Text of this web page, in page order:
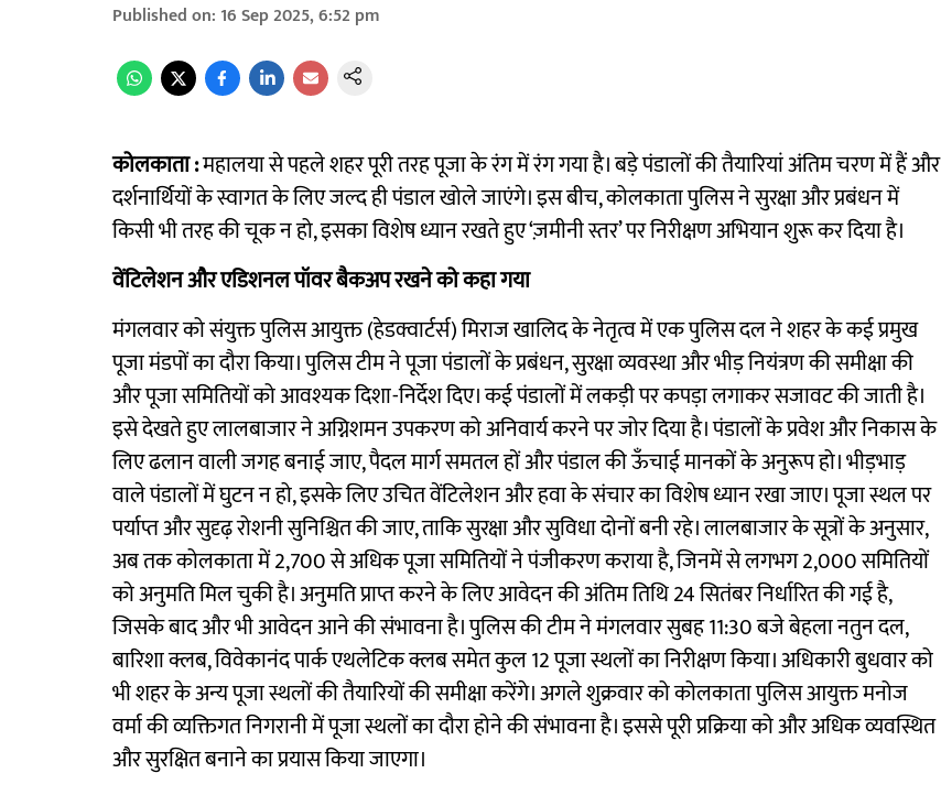
Published on: 16 Sep 2025, 6:52 pm
कोलकाता :महालया से पहले शहर पूरी तरह पूजा के रंग में रंग गया है। बड़े पंडालों की तैयारियां अंतिम चरण में हैं और
दर्शनार्थियों के स्वागत के लिए जल्द ही पंडाल खोले जाएंगे। इस बीच, कोलकाता पुलिस ने सुरक्षा और प्रबंधन में
किसी भी तरह की चूक न हो, इसका विशेष ध्यान रखते हुए ‘ज़मीनी स्तर’ पर निरीक्षण अभियान शुरू कर दिया है।
वेंटिलेशन और एडिशनल पॉवर बैकअप रखने को कहा गया
मंगलवार को संयुक्त पुलिस आयुक्त (हेडक्वार्टर्स) मिराज खालिद के नेतृत्व में एक पुलिस दल ने शहर के कई प्रमुख
पूजा मंडपों का दौरा किया। पुलिस टीम ने पूजा पंडालों के प्रबंधन, सुरक्षा व्यवस्था और भीड़ नियंत्रण की समीक्षा की
और पूजा समितियों को आवश्यक दिशा-निर्देश दिए। कई पंडालों में लकड़ी पर कपड़ा लगाकर सजावट की जाती है।
इसे देखते हुए लालबाजार ने अग्निशमन उपकरण को अनिवार्य करने पर जोर दिया है। पंडालों के प्रवेश और निकास के
लिए ढलान वाली जगह बनाई जाए, पैदल मार्ग समतल हों और पंडाल की ऊँचाई मानकों के अनुरूप हो। भीड़भाड़
वाले पंडालों में घुटन न हो, इसके लिए उचित वेंटिलेशन और हवा के संचार का विशेष ध्यान रखा जाए। पूजा स्थल पर
पर्याप्त और सुदृढ़ रोशनी सुनिश्चित की जाए, ताकि सुरक्षा और सुविधा दोनों बनी रहे। लालबाजार के सूत्रों के अनुसार,
अब तक कोलकाता में 2,700 से अधिक पूजा समितियों ने पंजीकरण कराया है, जिनमें से लगभग 2,000 समितियों
को अनुमति मिल चुकी है। अनुमति प्राप्त करने के लिए आवेदन की अंतिम तिथि 24 सितंबर निर्धारित की गई है,
जिसके बाद और भी आवेदन आने की संभावना है। पुलिस की टीम ने मंगलवार सुबह 11:30 बजे बेहला नतुन दल,
बारिशा क्लब, विवेकानंद पार्क एथलेटिक क्लब समेत कुल 12 पूजा स्थलों का निरीक्षण किया। अधिकारी बुधवार को
भी शहर के अन्य पूजा स्थलों की तैयारियों की समीक्षा करेंगे। अगले शुक्रवार को कोलकाता पुलिस आयुक्त मनोज
वर्मा की व्यक्तिगत निगरानी में पूजा स्थलों का दौरा होने की संभावना है। इससे पूरी प्रक्रिया को और अधिक व्यवस्थित
और सुरक्षित बनाने का प्रयास किया जाएगा।